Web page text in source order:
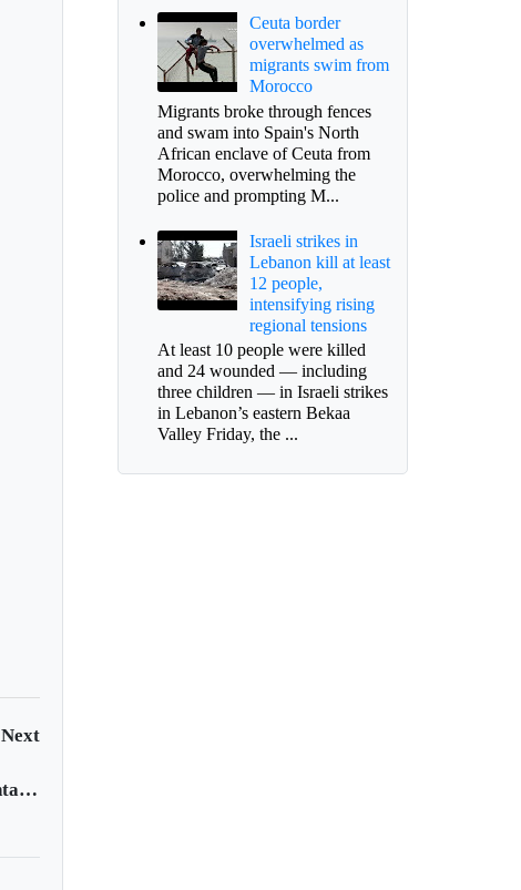
elecciones de revocatoria
Next
Gobierno Departamental cederá bienes a los municipios
Ceuta border
overwhelmed as
migrants swim from
Morocco
Migrants broke through fences
and swam into Spain's North
African enclave of Ceuta from
Morocco, overwhelming the
police and prompting M...
Israeli strikes in
Lebanon kill at least
12 people,
intensifying rising
regional tensions
At least 10 people were killed
and 24 wounded — including
three children — in Israeli strikes
in Lebanon’s eastern Bekaa
Valley Friday, the ...